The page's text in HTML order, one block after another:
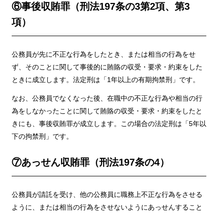
⑥事後収賄罪（刑法197条の3第2項、第3
項）
公務員が先に不正な行為をしたとき、または相当の行為をせ
ず、そのことに関して事後的に賄賂の収受・要求・約束をした
ときに成立します。法定刑は「1年以上の有期拘禁刑」です。
なお、公務員でなくなった後、在職中の不正な行為や相当の行
為をしなかったことに関して賄賂の収受・要求・約束をしたと
きにも、事後収賄罪が成立します。この場合の法定刑は「5年以
下の拘禁刑」です。
⑦あっせん収賄罪（刑法197条の4）
公務員が請託を受け、他の公務員に職務上不正な行為をさせる
ように、または相当の行為をさせないようにあっせんすること